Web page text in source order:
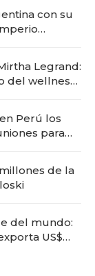
con su
Legrand:
del wellness
Perú los
para
de la
del mundo:
US$